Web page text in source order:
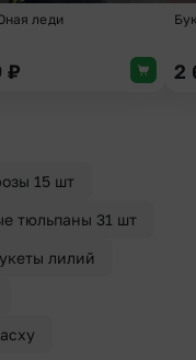
леди
₽ 2
15 шт
тюльпаны 31 шт
лилий